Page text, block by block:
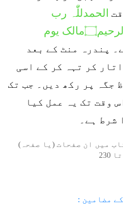
الحمدللّٰہ رب
العالمین۝الرحمن الرحیم۝مالک یوم
پندرہ منٹ کے بعد
کر تہہ کر کے اسی
جگہ پر رکھ دیں۔ جب تک
وقت تک یہ عمل کیا
شرط ہے۔
میں ان صفحات (یا صفحہ)
تا 230
مضامین :